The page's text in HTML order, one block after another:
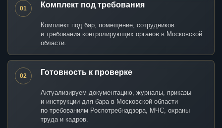
01 Комплект под требования
Комплект под бар, помещение, сотрудников
и требования контролирующих органов в Московской
области.
02 Готовность к проверке
Актуализируем документацию, журналы, приказы
и инструкции для бара в Московской области
по требованиям Роспотребнадзора, МЧС, охраны
труда и кадров.